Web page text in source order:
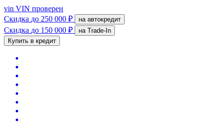
vin VIN проверен
Скидка до 250 000 ₽ на автокредит
Скидка до 150 000 ₽
на Trade-In
Купить в кредит